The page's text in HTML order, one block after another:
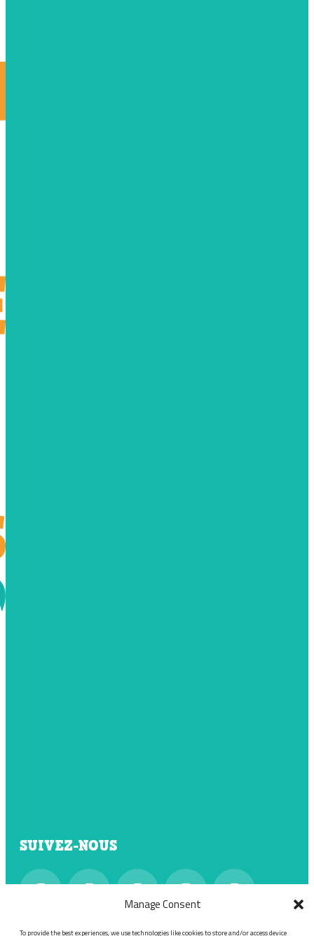
Manage Consent
To provide the best experiences, we use technologies like cookies to store and/or access device
SUIVEZ-NOUS